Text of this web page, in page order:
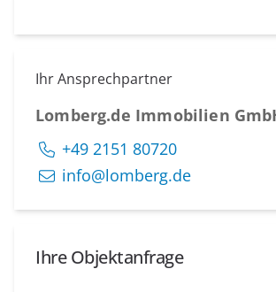
Ihr Ansprechpartner
Lomberg.de Immobilien
+49 2151 80720
info@lomberg.de
Ihre Objektanfrage